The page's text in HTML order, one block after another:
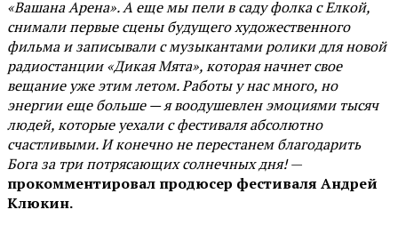
«Вашана Арена». А еще мы пели в саду фолка с Елкой,
снимали первые сцены будущего художественного
фильма и записывали с музыкантами ролики для новой
радиостанции «Дикая Мята», которая начнет свое
вещание уже этим летом. Работы у нас много, но
энергии еще больше — я воодушевлен эмоциями тысяч
людей, которые уехали с фестиваля абсолютно
счастливыми. И конечно не перестанем благодарить
Бога за три потрясающих солнечных дня!—
прокомментировал продюсер фестиваля Андрей
Клюкин.